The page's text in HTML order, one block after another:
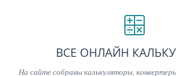
ВСЕ ОНЛАЙН
На сайте собраны калькуляторы,